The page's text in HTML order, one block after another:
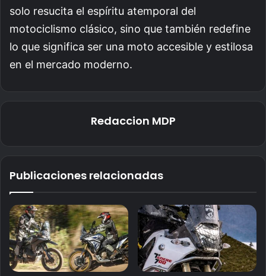
solo resucita el espíritu atemporal del
motociclismo clásico, sino que también redefine
lo que significa ser una moto accesible y estilosa
en el mercado moderno.
Redaccion MDP
Publicaciones relacionadas